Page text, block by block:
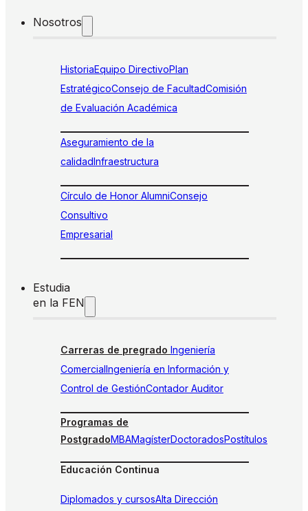
Nosotros
HistoriaEquipo DirectivoPlan
EstratégicoConsejo de FacultadComisión
de Evaluación Académica
Aseguramiento de la
calidadInfraestructura
Círculo de Honor AlumniConsejo
Consultivo
Empresarial
Estudia
en la FEN
Carreras de pregrado Ingeniería
ComercialIngeniería en Información y
Control de GestiónContador Auditor
Programas de
PostgradoMBAMagísterDoctoradosPostítulos
Educación Continua
Diplomados y cursosAlta Dirección